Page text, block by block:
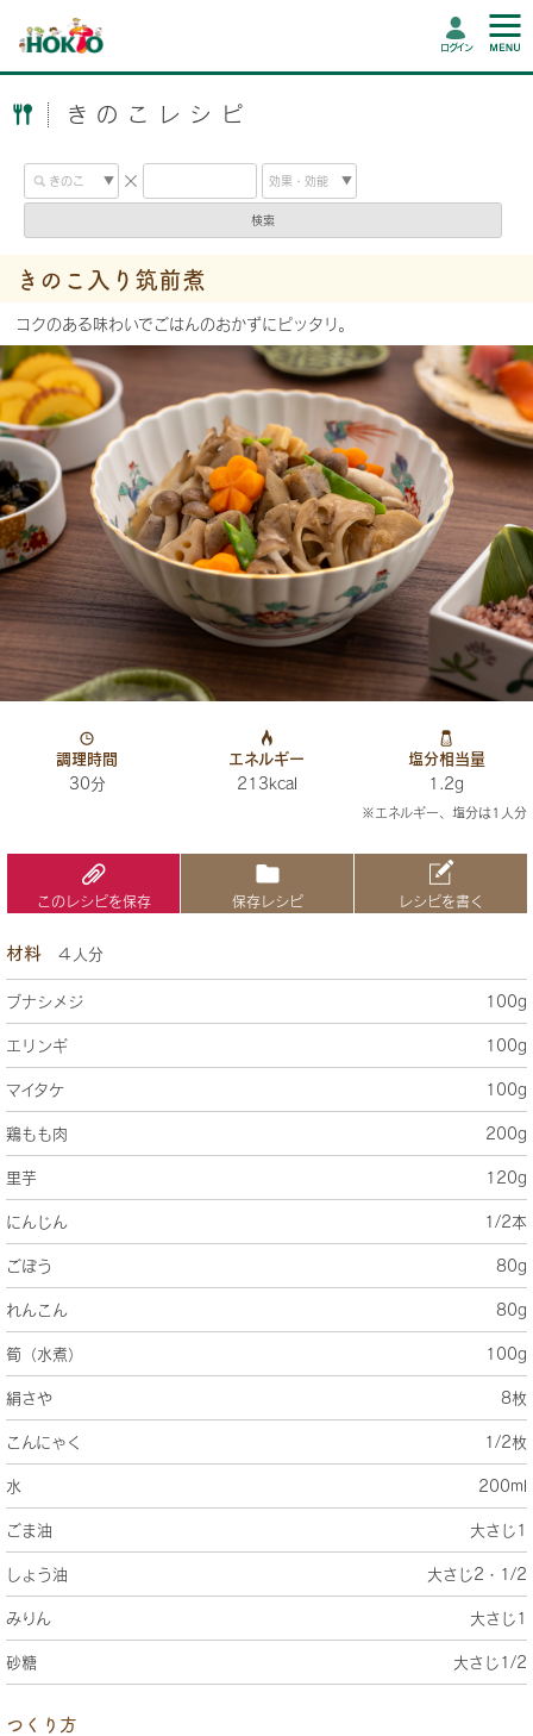
ログイン
きのこレシピ
検索
きのこ入り筑前煮
コクのある味わいでごはんのおかずにピッタリ。
調理時間
30分
エネルギー
213kcal
塩分相当量
1.2g
※エネルギー、塩分は1人分
このレシピを保存 保存レシピ レシピを書く
材料 ４人分
ブナシメジ 100g
エリンギ 100g
マイタケ 100g
鶏もも肉 200g
里芋 120g
にんじん 1/2本
ごぼう 80g
れんこん 80g
筍（水煮） 100g
絹さや 8枚
こんにゃく 1/2枚
水 200ml
ごま油 大さじ1
しょう油 大さじ2・1/2
みりん 大さじ1
砂糖 大さじ1/2
つくり方